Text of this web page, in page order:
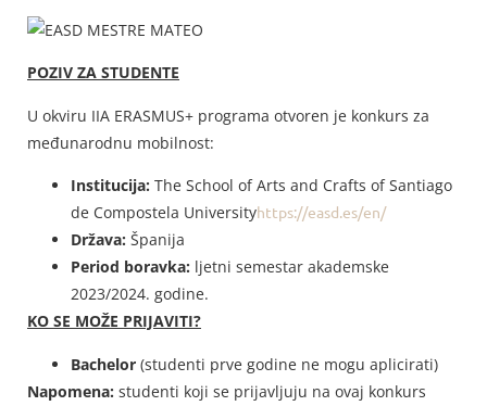
POZIV ZA STUDENTE
U okviru IIA ERASMUS+ programa otvoren je konkurs za
međunarodnu mobilnost:
Institucija: The School of Arts and Crafts of Santiago
de Compostela Universityhttps://easd.es/en/
Država: Španija
Period boravka: ljetni semestar akademske
2023/2024. godine.
KO SE MOŽE PRIJAVITI?
Bachelor (studenti prve godine ne mogu aplicirati)
Napomena: studenti koji se prijavljuju na ovaj konkurs